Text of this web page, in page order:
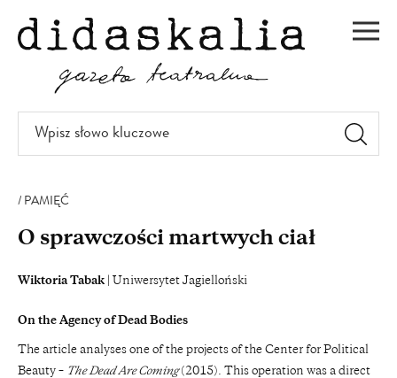
DO
TREŚCI
Wpisz
słowo
PAMIĘĆ
O sprawczości martwych ciał
Wiktoria Tabak | Uniwersytet Jagielloński
On the Agency of Dead Bodies
The article analyses one of the projects of the Center for Political
Beauty – The Dead Are Coming(2015). This operation was a direct